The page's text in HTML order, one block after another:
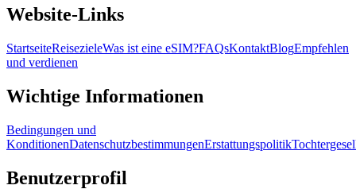
Website-Links
StartseiteReisezieleWas ist eine eSIM?FAQsKontaktBlogEmpfehlen
und verdienen
Wichtige Informationen
Bedingungen und
KonditionenDatenschutzbestimmungenErstattungspolitik
Benutzerprofil